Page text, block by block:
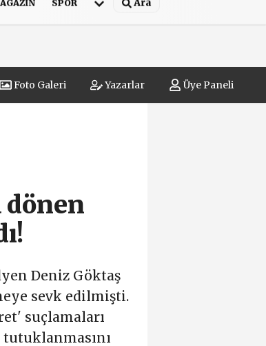
SPOR Ara
Foto Galeri Yazarlar Üye Paneli
dönen
Deniz Göktaş
sevk edilmişti.
suçlamaları
tutuklanmasını